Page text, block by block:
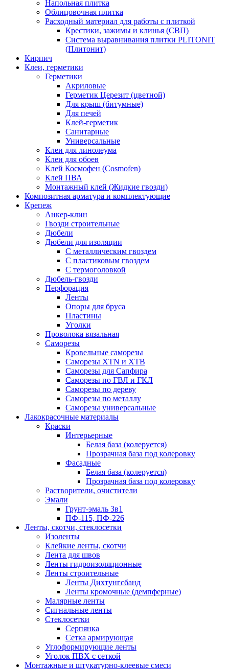
Напольная плитка
Облицовочная плитка
Расходный материал для работы с плиткой
Крестики, зажимы и клинья (СВП)
Система выравнивания плитки PLITONIT
(Плитонит)
Кирпич
Клеи, герметики
Герметики
Акриловые
Герметик Церезит (цветной)
Для крыш (битумные)
Для печей
Клей-герметик
Санитарные
Универсальные
Клеи для линолеума
Клеи для обоев
Клей Космофен (Cosmofen)
Клей ПВА
Монтажный клей (Жидкие гвозди)
Композитная арматура и комплектующие
Крепеж
Анкер-клин
Гвозди строительные
Дюбели
Дюбели для изоляции
С металлическим гвоздем
С пластиковым гвоздем
С термоголовкой
Дюбель-гвозди
Перфорация
Ленты
Опоры для бруса
Пластины
Уголки
Проволока вязальная
Саморезы
Кровельные саморезы
Саморезы XTN и ХTB
Саморезы для Сапфира
Саморезы по ГВЛ и ГКЛ
Саморезы по дереву
Саморезы по металлу
Саморезы универсальные
Лакокрасочные материалы
Краски
Интерьерные
Белая база (колеруется)
Прозрачная база под колеровку
Фасадные
Белая база (колеруется)
Прозрачная база под колеровку
Растворители, очистители
Эмали
Грунт-эмаль 3в1
ПФ-115, ПФ-226
Ленты, скотчи, стеклосетки
Изоленты
Клейкие ленты, скотчи
Лента для швов
Ленты гидроизоляционные
Ленты строительные
Ленты Дихтунгсбанд
Ленты кромочные (демпферные)
Малярные ленты
Сигнальные ленты
Стеклосетки
Серпянка
Сетка армирующая
Углоформирующие ленты
Уголок ПВХ с сеткой
Монтажные и штукатурно-клеевые смеси